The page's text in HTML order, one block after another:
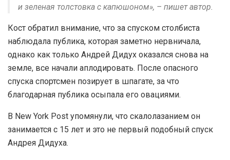
и зеленая толстовка с капюшоном», – пишет автор.
Кост обратил внимание, что за спуском столбиста
наблюдала публика, которая заметно нервничала,
однако как только Андрей Дидух оказался снова на
земле, все начали аплодировать. После опасного
спуска спортсмен позирует в шпагате, за что
благодарная публика осыпала его овациями.
В New York Post упомянули, что скалолазанием он
занимается с 15 лет и это не первый подобный спуск
Андрея Дидуха.